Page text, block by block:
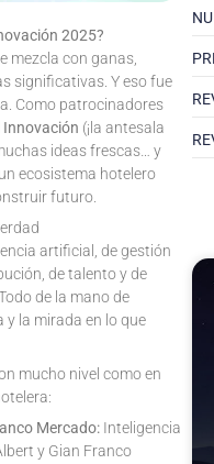
2025?
mezcla con ganas,
significativas. Y eso fue
Como patrocinadores
Innovación (¡la antesala
ideas frescas… y
ecosistema hotelero
futuro.
artificial, de gestión
de talento y de
de la mano de
y la mirada en lo que
mucho nivel como en
Mercado: Inteligencia
y Gian Franco